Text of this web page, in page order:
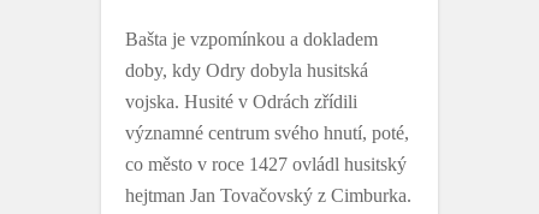
Bašta je vzpomínkou a dokladem
doby, kdy Odry dobyla husitská
vojska. Husité v Odrách zřídili
významné centrum svého hnutí, poté,
co město v roce 1427 ovládl husitský
hejtman Jan Tovačovský z Cimburka.